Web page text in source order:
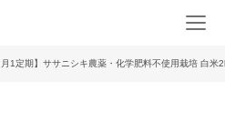
月1定期】ササニシキ農薬・化学肥料不使用栽培 白米